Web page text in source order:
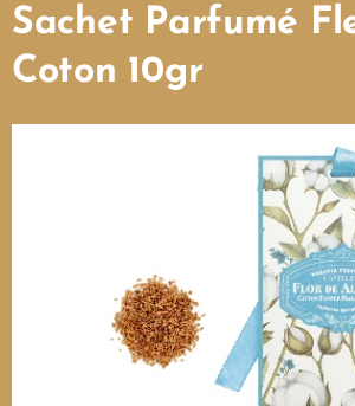
Sachet Parfumé
Coton 10gr